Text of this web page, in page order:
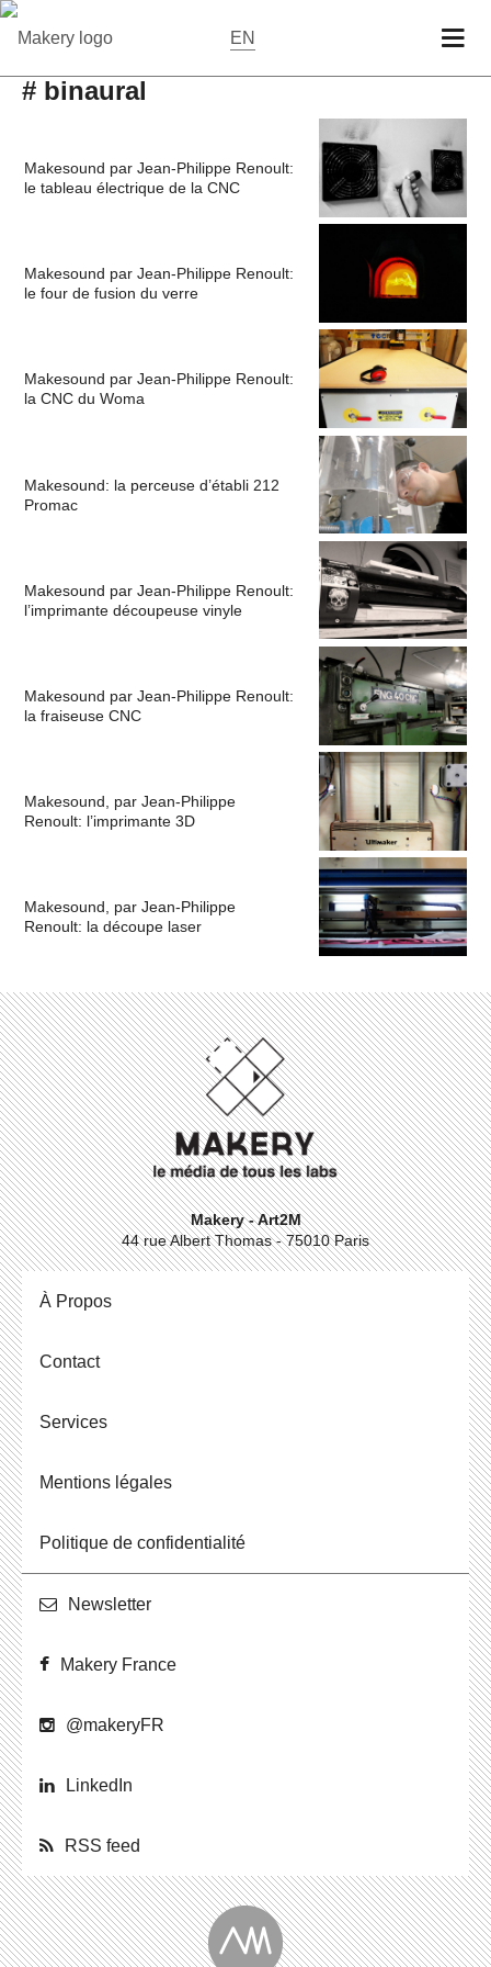
EN
# binaural
Makesound par Jean-Philippe Renoult:
le tableau électrique de la CNC
Makesound par Jean-Philippe Renoult:
le four de fusion du verre
Makesound par Jean-Philippe Renoult:
la CNC du Woma
Makesound: la perceuse d’établi 212
Promac
Makesound par Jean-Philippe Renoult:
l’imprimante découpeuse vinyle
Makesound par Jean-Philippe Renoult:
la fraiseuse CNC
Makesound, par Jean-Philippe
Renoult: l’imprimante 3D
Makesound, par Jean-Philippe
Renoult: la découpe laser
Makery - Art2M
44 rue Albert Thomas - 75010 Paris
À Propos
Contact
Ser­vices
Men­tions légales
Po­li­tique de confidentialité
News­let­ter
Makery France
@ma­ke­ryFR
Lin­ke­dIn
RSS feed